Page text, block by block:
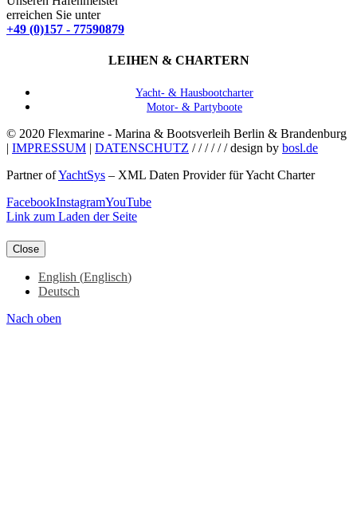
erreichen Sie unter
+49 (0)157 - 77590879
LEIHEN & CHARTERN
Yacht- & Hausbootcharter
Motor- & Partyboote
© 2020 Flexmarine - Marina & Bootsverleih Berlin & Brandenburg
| IMPRESSUM | DATENSCHUTZ / / / / / / design by bosl.de
Partner ofYachtSys – XML Daten Provider für Yacht Charter
FacebookInstagramYouTube
Link zum Laden der Seite
Close
English (Englisch)
Deutsch
Nach oben